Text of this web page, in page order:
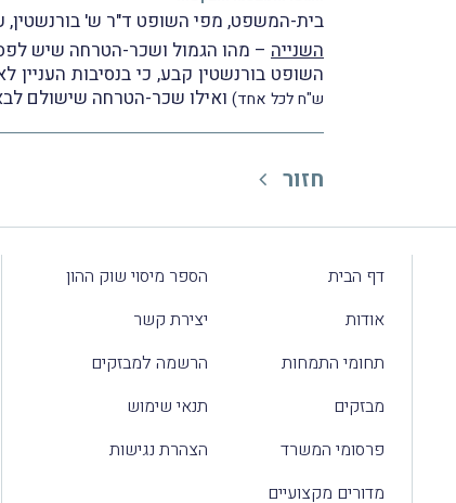
בית-המשפט, מפי השופט ד"ר ש' בורנשטין,
השנייה – מהו הגמול ושכר-הטרחה שיש
השופט בורנשטין קבע, כי בנסיבות העניין
ש"ח לכל אחד) ואילו שכר-הטרחה שישולם לבאי-כוחם יהיה
חזור
דף הבית
אודות
תחומי התמחות
מבזקים
פרסומי המשרד
מדורים מקצועיים
הספר מיסוי שוק ההון
יצירת קשר
הרשמה למבזקים
תנאי שימוש
הצהרת נגישות